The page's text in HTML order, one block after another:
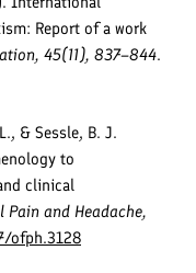
Report of a work
45(11), 837–844.
& Sessle, B. J.
to
clinical
and Headache,
ofph.3128